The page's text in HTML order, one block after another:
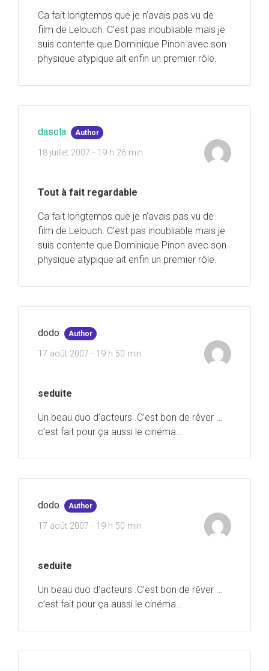
Ca fait longtemps que je n’avais pas vu de
film de Lelouch. C’est pas inoubliable mais je
suis contente que Dominique Pinon avec son
physique atypique ait enfin un premier rôle.
dasola Author
18 juillet 2007 - 19 h 26 min
Tout à fait regardable
Ca fait longtemps que je n’avais pas vu de
film de Lelouch. C’est pas inoubliable mais je
suis contente que Dominique Pinon avec son
physique atypique ait enfin un premier rôle.
dodo Author
17 août 2007 - 19 h 50 min
seduite
Un beau duo d’acteurs .C’est bon de rêver …
c’est fait pour ça aussi le cinéma…
dodo Author
17 août 2007 - 19 h 50 min
seduite
Un beau duo d’acteurs .C’est bon de rêver …
c’est fait pour ça aussi le cinéma…